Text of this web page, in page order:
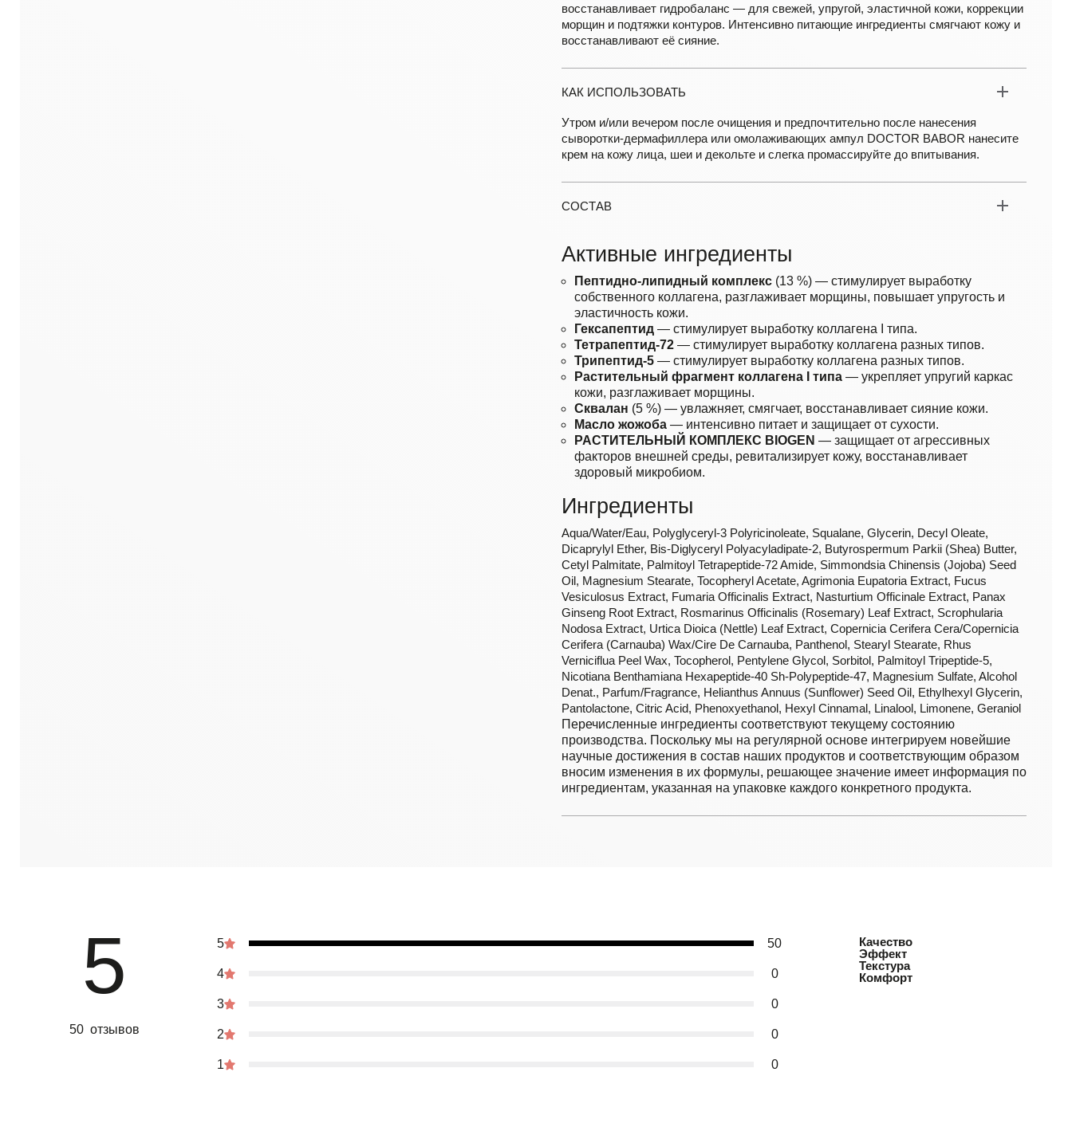
восстанавливает гидробаланс — для свежей, упругой, эластичной кожи, коррекции
морщин и подтяжки контуров. Интенсивно питающие ингредиенты смягчают кожу и
восстанавливают её сияние.
КАК ИСПОЛЬЗОВАТЬ
Утром и/или вечером после очищения и предпочтительно после нанесения
сыворотки-дермафиллера или омолаживающих ампул DOCTOR BABOR нанесите
крем на кожу лица, шеи и декольте и слегка промассируйте до впитывания.
СОСТАВ
Активные ингредиенты
Пептидно-липидный комплекс (13 %) — стимулирует выработку
собственного коллагена, разглаживает морщины, повышает упругость и
эластичность кожи.
Гексапептид — стимулирует выработку коллагена I типа.
Тетрапептид-72 — стимулирует выработку коллагена разных типов.
Трипептид-5 — стимулирует выработку коллагена разных типов.
Растительный фрагмент коллагена I типа — укрепляет упругий каркас
кожи, разглаживает морщины.
Сквалан (5 %) — увлажняет, смягчает, восстанавливает сияние кожи.
Масло жожоба — интенсивно питает и защищает от сухости.
РАСТИТЕЛЬНЫЙ КОМПЛЕКС BIOGEN — защищает от агрессивных
факторов внешней среды, ревитализирует кожу, восстанавливает
здоровый микробиом.
Ингредиенты
Aqua/Water/Eau, Polyglyceryl-3 Polyricinoleate, Squalane, Glycerin, Decyl Oleate,
Dicaprylyl Ether, Bis-Diglyceryl Polyacyladipate-2, Butyrospermum Parkii (Shea) Butter,
Cetyl Palmitate, Palmitoyl Tetrapeptide-72 Amide, Simmondsia Chinensis (Jojoba) Seed
Oil, Magnesium Stearate, Tocopheryl Acetate, Agrimonia Eupatoria Extract, Fucus
Vesiculosus Extract, Fumaria Officinalis Extract, Nasturtium Officinale Extract, Panax
Ginseng Root Extract, Rosmarinus Officinalis (Rosemary) Leaf Extract, Scrophularia
Nodosa Extract, Urtica Dioica (Nettle) Leaf Extract, Copernicia Cerifera Cera/Copernicia
Cerifera (Carnauba) Wax/Cire De Carnauba, Panthenol, Stearyl Stearate, Rhus
Verniciflua Peel Wax, Tocopherol, Pentylene Glycol, Sorbitol, Palmitoyl Tripeptide-5,
Nicotiana Benthamiana Hexapeptide-40 Sh-Polypeptide-47, Magnesium Sulfate, Alcohol
Denat., Parfum/Fragrance, Helianthus Annuus (Sunflower) Seed Oil, Ethylhexyl Glycerin,
Pantolactone, Citric Acid, Phenoxyethanol, Hexyl Cinnamal, Linalool, Limonene, Geraniol
Перечисленные ингредиенты соответствуют текущему состоянию
производства. Поскольку мы на регулярной основе интегрируем новейшие
научные достижения в состав наших продуктов и соответствующим образом
вносим изменения в их формулы, решающее значение имеет информация по
ингредиентам, указанная на упаковке каждого конкретного продукта.
5
50 отзывов
5 50
4 0
3 0
2 0
1 0
Качество
Эффект
Текстура
Комфорт